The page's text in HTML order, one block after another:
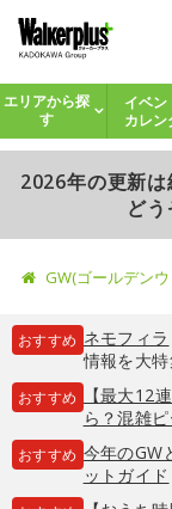
エリアから探
す
イベン
カレン
2026年の更新
ど
GW(ゴールデン
おすすめ ネモフィラ
情報を大
おすすめ
【最大12
ら？混雑
おすすめ 今年のGW
ットガイド